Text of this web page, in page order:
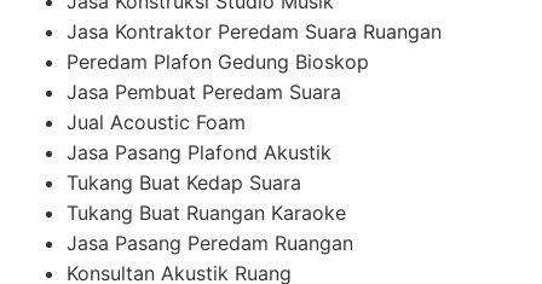
Jasa Kontraktor Peredam Suara Ruangan
Peredam Plafon Gedung Bioskop
Jasa Pembuat Peredam Suara
Jual Acoustic Foam
Jasa Pasang Plafond Akustik
Tukang Buat Kedap Suara
Tukang Buat Ruangan Karaoke
Jasa Pasang Peredam Ruangan
Konsultan Akustik Ruang